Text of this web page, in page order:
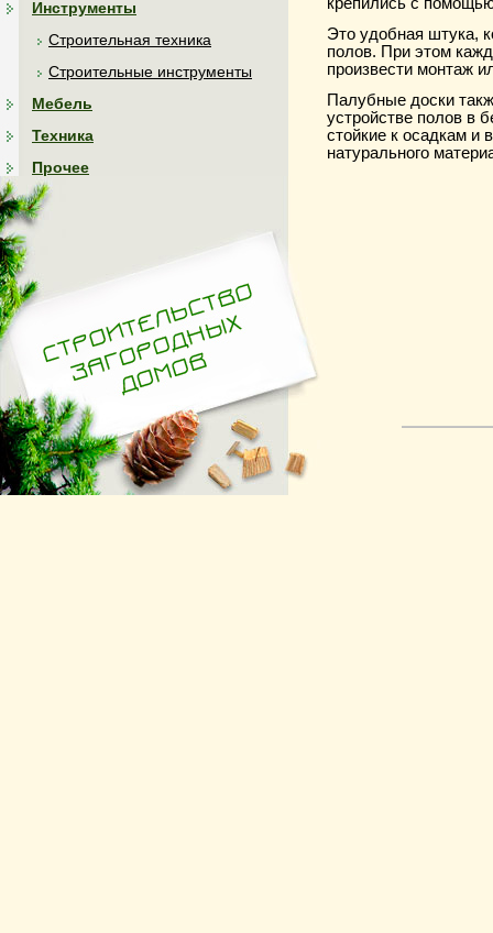
Инструменты
Строительная техника
Строительные инструменты
Мебель
Техника
Прочее
Это удобная штука,
полов. При этом
произвести монтаж
Палубные доски
устройстве полов в
стойкие к осадкам и
натурального